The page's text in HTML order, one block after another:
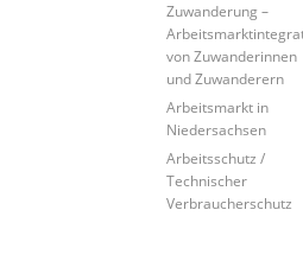
Zuwanderung –
von Zuwanderinnen
und Zuwanderern
Arbeitsmarkt in
Niedersachsen
Arbeitsschutz /
Technischer
Verbraucherschutz